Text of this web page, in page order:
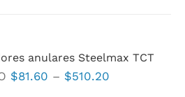
Las
opciones
anulares Steelmax TCT
$81.60 – $510.20